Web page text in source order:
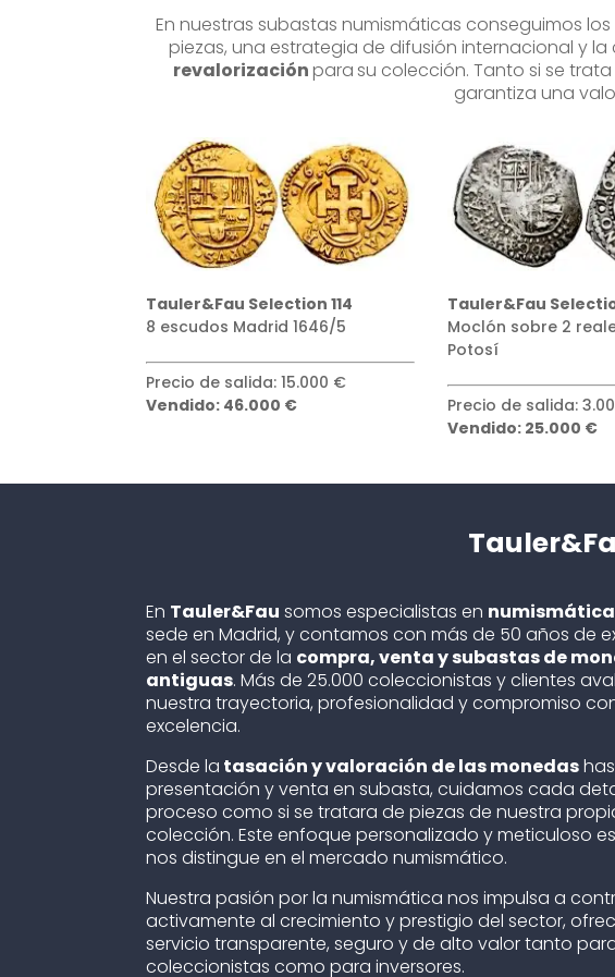
En nuestras subastas numismáticas conseguimos los
piezas, una estrategia de difusión internacional y
revalorizaciónparasu colección. Tanto si se
garantiza una
Tauler&Fau Selection 160
Moclón sobre 2 reales 1651
Precio de salida: 3.000 €
Tauler&Fau
100 pesetas 1871
Precio de salida:
Vendido: 135.000 €
En Tauler&Fau somos especialistas en numismática
sede en Madrid, y contamos con más de 50 años de
en el sector de la compra, venta y subastas de
antiguas. Más de 25.000 coleccionistas y clientes
nuestra trayectoria, profesionalidad y compromiso
excelencia.
Desde la tasación y valoración de las monedas
presentación y venta en subasta, cuidamos cada
proceso como si se tratara de piezas de nuestra
colección. Este enfoque personalizado y meticuloso
nos distingue en el mercado numismático.
Nuestra pasión por la numismática nos impulsa a
activamente al crecimiento y prestigio del sector,
servicio transparente, seguro y de alto valor tanto
coleccionistas como para inversores.